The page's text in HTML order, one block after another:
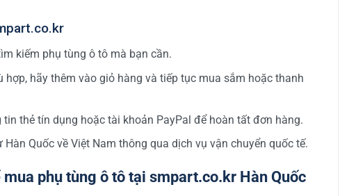
kiếm phụ tùng ô tô mà bạn cần.
hợp, hãy thêm vào giỏ hàng và tiếp tục mua sắm hoặc thanh
thẻ tín dụng hoặc tài khoản PayPal để hoàn tất đơn hàng.
Quốc về Việt Nam thông qua dịch vụ vận chuyển quốc tế.
phụ tùng ô tô tại smpart.co.kr Hàn Quốc